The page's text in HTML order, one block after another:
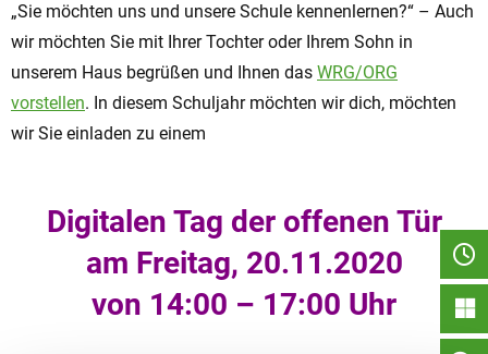
„Sie möchten uns und unsere Schule kennenlernen?“ – Auch
wir möchten Sie mit Ihrer Tochter oder Ihrem Sohn in
unserem Haus begrüßen und Ihnen das WRG/ORG
vorstellen. In diesem Schuljahr möchten wir dich, möchten
wir Sie einladen zu einem
Digitalen Tag der offenen Tür
am Freitag, 20.11.2020
von 14:00 – 17:00 Uhr